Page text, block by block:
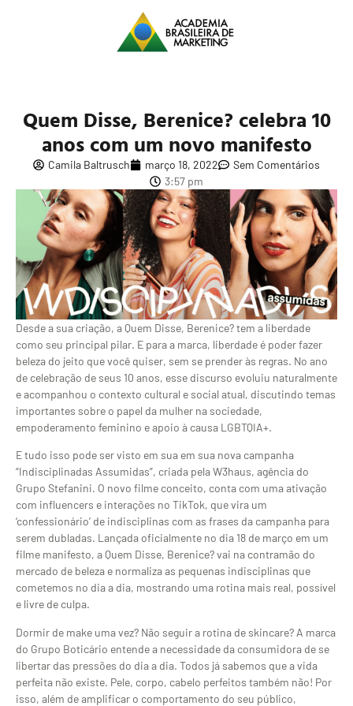
Quem Disse, Berenice? celebra 10
anos com um novo manifesto
Camila Baltrusch março 18, 2022
Sem Comentários
3:57 pm
Desde a sua criação, a Quem Disse, Berenice? tem a liberdade
como seu principal pilar. E para a marca, liberdade é poder fazer
beleza do jeito que você quiser, sem se prender às regras. No ano
de celebração de seus 10 anos, esse discurso evoluiu naturalmente
e acompanhou o contexto cultural e social atual, discutindo temas
importantes sobre o papel da mulher na sociedade,
empoderamento feminino e apoio à causa LGBTQIA+.
E tudo isso pode ser visto em sua em sua nova campanha
“Indisciplinadas Assumidas”, criada pela W3haus, agência do
Grupo Stefanini. O novo filme conceito, conta com uma ativação
com influencers e interações no TikTok, que vira um
‘confessionário’ de indisciplinas com as frases da campanha para
serem dubladas. Lançada oficialmente no dia 18 de março em um
filme manifesto, a Quem Disse, Berenice? vai na contramão do
mercado de beleza e normaliza as pequenas indisciplinas que
cometemos no dia a dia, mostrando uma rotina mais real, possível
e livre de culpa.
Dormir de make uma vez? Não seguir a rotina de skincare? A marca
do Grupo Boticário entende a necessidade da consumidora de se
libertar das pressões do dia a dia. Todos já sabemos que a vida
perfeita não existe. Pele, corpo, cabelo perfeitos também não! Por
isso, além de amplificar o comportamento do seu público,